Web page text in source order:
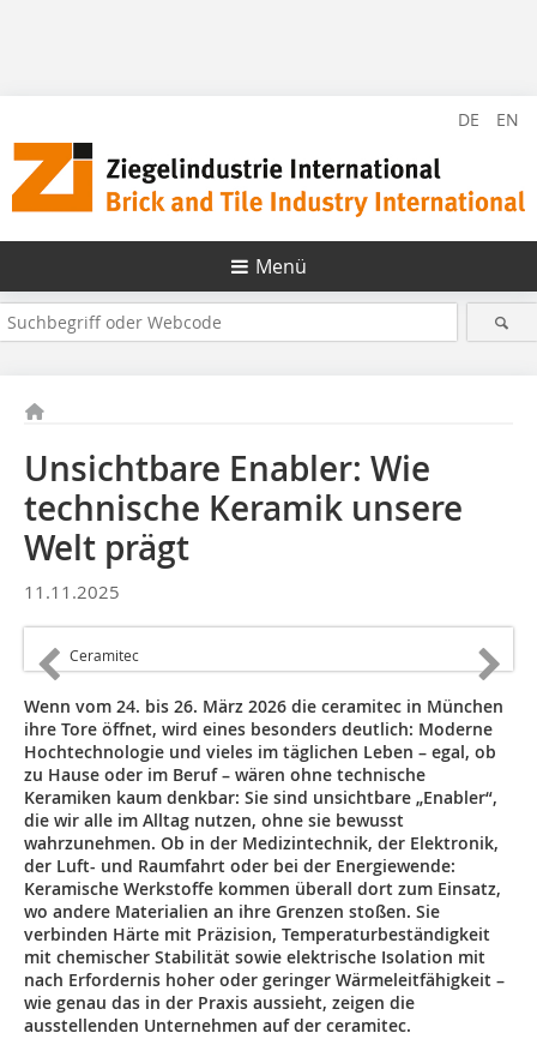
DE EN
Menü
Unsichtbare Enabler: Wie
technische Keramik unsere
Welt prägt
11.11.2025
Ceramitec
Wenn vom 24. bis 26. März 2026 die ceramitec in München
ihre Tore öffnet, wird eines besonders deutlich: Moderne
Hochtechnologie und vieles im täglichen Leben – egal, ob
zu Hause oder im Beruf – wären ohne technische
Keramiken kaum denkbar: Sie sind unsichtbare „Enabler“,
die wir alle im Alltag nutzen, ohne sie bewusst
wahrzunehmen. Ob in der Medizintechnik, der Elektronik,
der Luft- und Raumfahrt oder bei der Energiewende:
Keramische Werkstoffe kommen überall dort zum Einsatz,
wo andere Materialien an ihre Grenzen stoßen. Sie
verbinden Härte mit Präzision, Temperaturbeständigkeit
mit chemischer Stabilität sowie elektrische Isolation mit
nach Erfordernis hoher oder geringer Wärmeleitfähigkeit –
wie genau das in der Praxis aussieht, zeigen die
ausstellenden Unternehmen auf der ceramitec.